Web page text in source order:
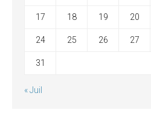
17 18 19 20
24 25 26 27
31
« Juil